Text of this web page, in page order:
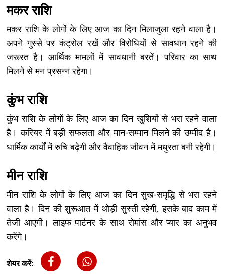
मकर राशि
मकर राशि के लोगों के लिए आज का दिन मिलाजुला रहने वाला है।
अपने गुस्से पर कंट्रोल रखें और विरोधियों से सावधान रहने की
जरूरत है। आर्थिक मामलों में सावधानी बरतें। परिवार का साथ
मिलने से मन प्रसन्न रहेगा।
कुंभ राशि
कुंभ राशि के लोगों के लिए आज का दिन खुशियों से भरा रहने वाला
है। करियर में बड़ी सफलता और मान-सम्मान मिलने की उम्मीद है।
धार्मिक कार्यों में रुचि बढ़ेगी और वैवाहिक जीवन में मधुरता बनी रहेगी।
मीन राशि
मीन राशि के लोगों के लिए आज का दिन सुख-समृद्धि से भरा रहने
वाला है। दिन की शुरूआत में थोड़ी सुस्ती रहेगी, इसके बाद काम में
तेजी आएगी। लाइफ पार्टनर के साथ रोमांस और प्यार का अनुभव
करेंगे।
शेयर करें: